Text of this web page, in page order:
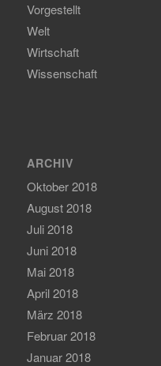
Vorgestellt
Welt
Wirtschaft
Wissenschaft
ARCHIV
Oktober 2018
August 2018
Juli 2018
Juni 2018
Mai 2018
April 2018
März 2018
Februar 2018
Januar 2018